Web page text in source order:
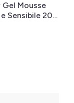
Mousse
Sensibile 200